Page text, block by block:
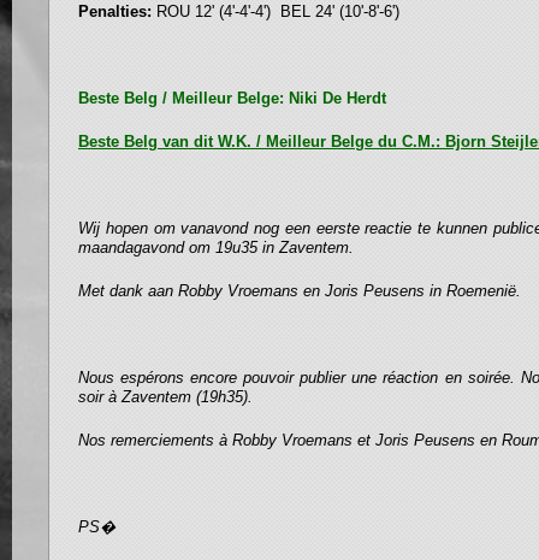
Penalties: ROU 12' (4'-4'-4') BEL 24' (10'-8'-6')
Beste Belg / Meilleur Belge: Niki De Herdt
Beste Belg van dit W.K. / Meilleur Belge du C.M.: Bjorn
Wij hopen om vanavond nog een eerste reactie te kunnen
maandagavond om 19u35 in Zaventem.
Met dank aan Robby Vroemans en Joris Peusens in Roemenië.
Nous espérons encore pouvoir publier une réaction en soirée.
soir à Zaventem (19h35).
Nos remerciements à Robby Vroemans et Joris Peusens en
PS�